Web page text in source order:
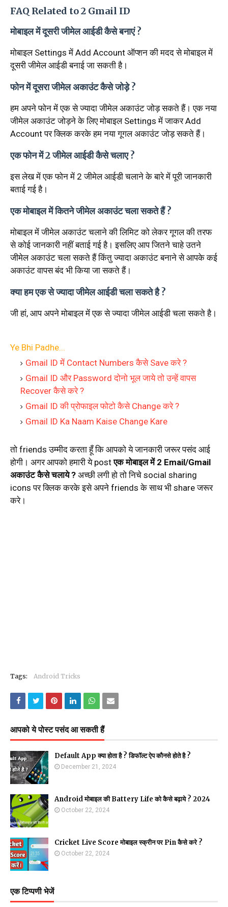
FAQ Related to 2 Gmail ID
मोबाइल में दूसरी जीमेल आईडी कैसे बनाएं ?
मोबाइल Settings में Add Account ऑप्शन की मदद से मोबाइल में
दूसरी जीमेल आईडी बनाई जा सकती है।
फोन में दूसरा जीमेल अकाउंट कैसे जोड़े ?
हम अपने फोन में एक से ज्यादा जीमेल अकाउंट जोड़ सकते हैं। एक नया
जीमेल अकाउंट जोड़ने के लिए मोबाइल Settings में जाकर Add
Account पर क्लिक करके हम नया गूगल अकाउंट जोड़ सकते हैं।
एक फोन में 2 जीमेल आईडी कैसे चलाए ?
इस लेख में एक फोन में 2 जीमेल आईडी चलाने के बारे में पूरी जानकारी
बताई गई है।
एक मोबाइल में कितने जीमेल अकाउंट चला सकते हैं ?
मोबाइल में जीमेल अकाउंट चलाने की लिमिट को लेकर गूगल की तरफ
से कोई जानकारी नहीं बताई गई है। इसलिए आप जितने चाहे उतने
जीमेल अकाउंट चला सकते हैं किंतु ज्यादा अकाउंट बनाने से आपके कई
अकाउंट वापस बंद भी किया जा सकते हैं।
क्या हम एक से ज्यादा जीमेल आईडी चला सकते है ?
जी हां, आप अपने मोबाइल में एक से ज्यादा जीमेल आईडी चला सकते है।
Ye Bhi Padhe...
Gmail ID में Contact Numbers कैसे Save करे ?
Gmail ID और Password दोनो भूल जाये तो उन्हें वापस
Recover कैसे करे ?
Gmail ID की प्रोफाइल फोटो कैसे Change करे ?
Gmail ID Ka Naam Kaise Change Kare
तो friends उम्मीद करता हूँ कि आपको ये जानकारी जरूर पसंद आई
होगी। अगर आपको हमारी ये postएक मोबाइल में 2 Email/Gmail
अकाउंट कैसे चलाये ? अच्छी लगी हो तो निचे social sharing
icons पर क्लिक करके इसे अपने friends के साथ भी share जरूर
करे।
Tags: Android Tricks
आपको ये पोस्ट पसंद आ सकती हैं
Default App क्या होता है ? डिफॉल्ट ऐप कौनसे होते है ?
December 21, 2024
Android मोबाइल की Battery Life को कैसे बढ़ाये ? 2024
October 22, 2024
Cricket Live Score मोबाइल स्क्रीन पर Pin कैसे करे ?
October 22, 2024
एक टिप्पणी भेजें